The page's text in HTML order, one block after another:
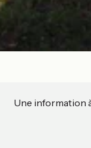
Une information